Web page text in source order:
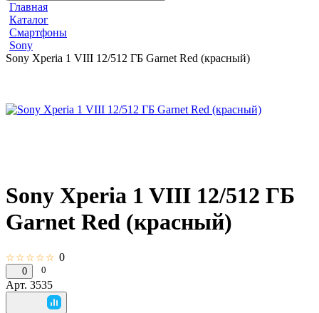
Главная
Каталог
Смартфоны
Sony
Sony Xperia 1 VIII 12/512 ГБ Garnet Red (красный)
Sony Xperia 1 VIII 12/512 ГБ
Garnet Red (красный)
☆☆☆☆☆ 0
0 0
Арт. 3535